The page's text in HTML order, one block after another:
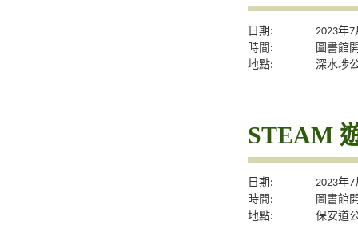
日期:
2023年
時間:
圖書館
地點:
深水埗
STEAM
日期:
2023年
時間:
圖書館
地點:
保安道